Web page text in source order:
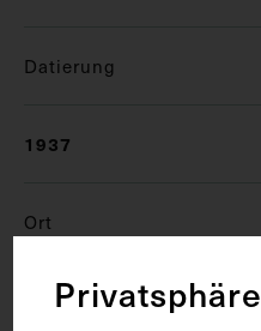
Datierung
1937
Ort
BaselPrivatsphäre